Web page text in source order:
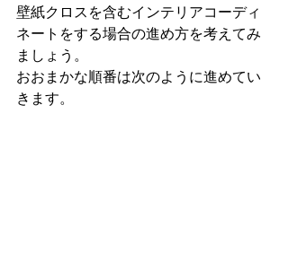
壁紙クロスを含むインテリアコーディ
ネートをする場合の進め方を考えてみ
ましょう。
おおまかな順番は次のように進めてい
きます。